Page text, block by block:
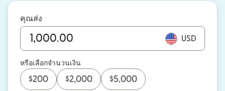
คุณส่ง
USD
หรือเลือกจำนวนเงิน
$200 $2,000 $5,000